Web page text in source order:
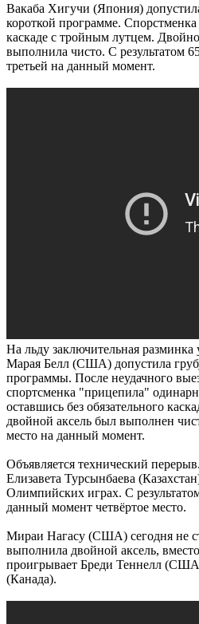
Вакаба Хигучи (Япония)
короткой программе. Спорстменка
каскаде с тройным лутцем.
выполнила чисто. С результатом
третьей на данный момент.
На льду заключительная разминка
Марая Белл (США) допустила
программы. После неудачного
спортсменка "прицепила"
оставшись без обязательного
двойной аксель был выполнен
место на данный момент.
Объявляется технический перерыв.
Елизавета Турсынбаева
Олимпийских играх. С
данный момент четвёртое место.
Мираи Нагасу (США) сегодня не
выполнила двойной аксель,
проигрывает Бреди Теннелл
(Канада).